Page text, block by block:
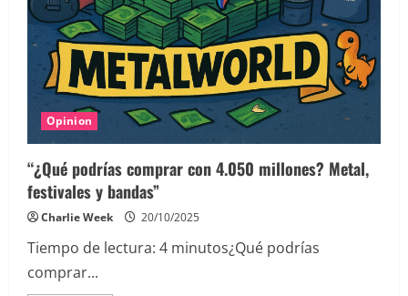
Opinion
“¿Qué podrías comprar con 4.050 millones? Metal,
festivales y bandas”
Charlie Week 20/10/2025
Tiempo de lectura: 4 minutos¿Qué podrías
comprar...